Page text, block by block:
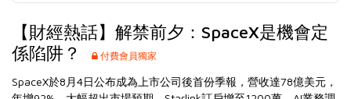
【財經熱話】解禁前夕：SpaceX是機會定
係陷阱？
付費會員獨家
SpaceX於8月4日公布成為上市公司後首份季報，營收達78億美元，